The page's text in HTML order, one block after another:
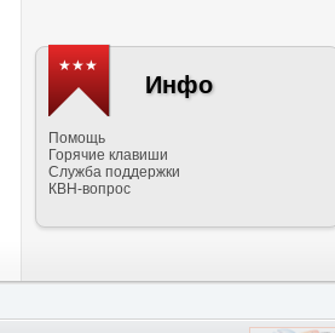
★★★
Инфо
Помощь
Горячие клавиши
Служба поддержки
КВН-вопрос